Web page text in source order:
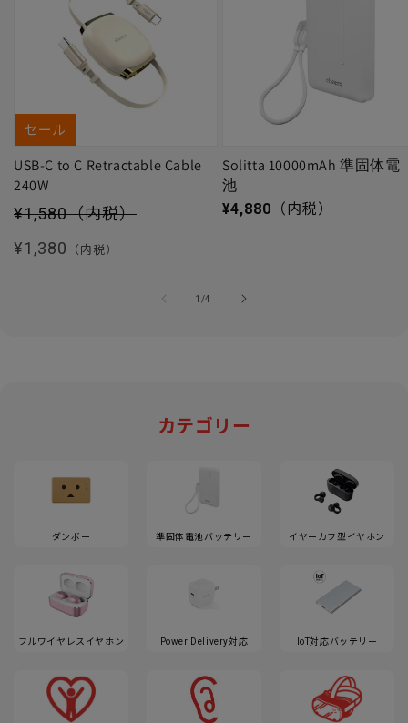
セール
USB-C to C Retractable Cable
240W
セール価格
¥1,580（内税）
通常価格
¥1,380 （内税）
Solitta 10000mAh 準固体電
池
通常価格
¥4,880 （内税）
1 /
の4
カテゴリー
ダンボー 準固体電池バッテリー イヤーカフ型イヤホン
フルワイヤレスイヤホン Power Delivery対応 IoT対応バッテリー